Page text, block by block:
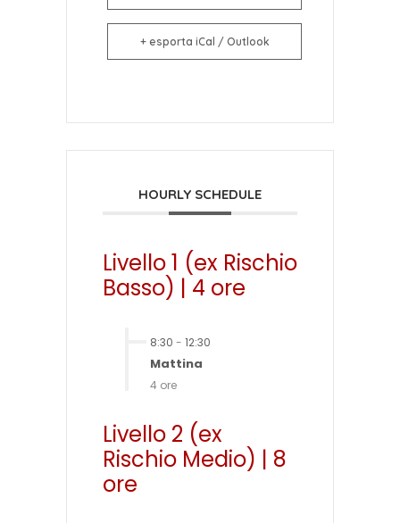
+ esporta iCal / Outlook
HOURLY SCHEDULE
Livello 1 (ex Rischio
Basso) | 4 ore
8:30 - 12:30
Mattina
4 ore
Livello 2 (ex
Rischio Medio) | 8
ore